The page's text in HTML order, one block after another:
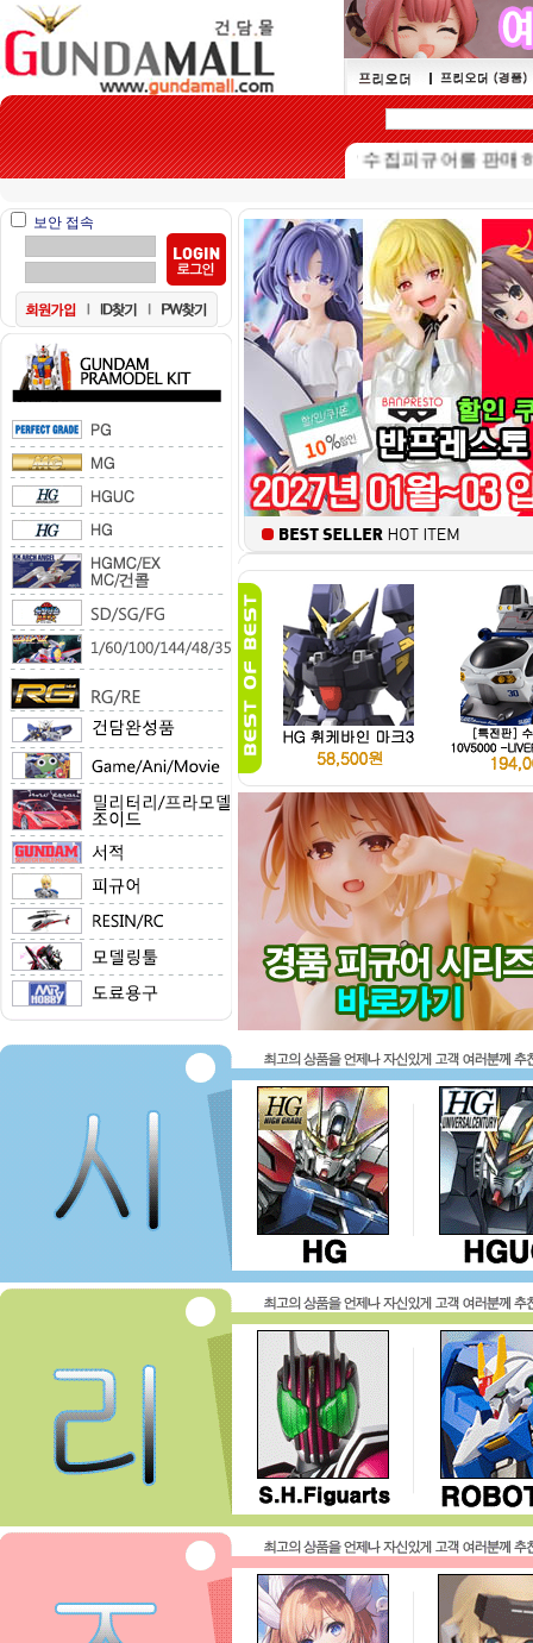
본 쇼핑몰은 15세이상 수집피규어를 판매하는 쇼
보안 접속